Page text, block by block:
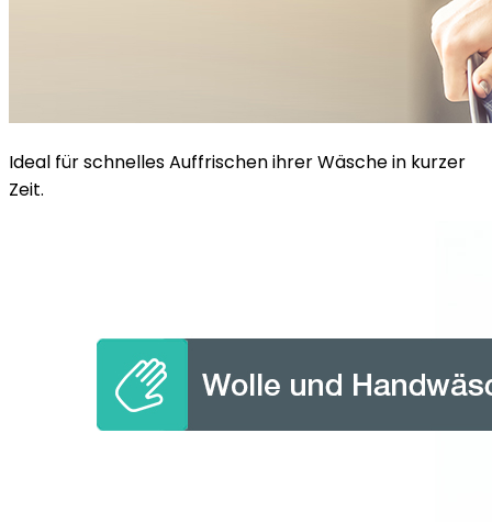
Ideal für schnelles Auffrischen ihrer Wäsche in kurzer
Zeit.